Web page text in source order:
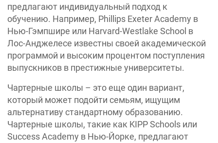
предлагают индивидуальный подход к
обучению. Например, Phillips Exeter Academy в
Нью-Гэмпшире или Harvard-Westlake School в
Лос-Анджелесе известны своей академической
программой и высоким процентом поступления
выпускников в престижные университеты.
Чартерные школы – это еще один вариант,
который может подойти семьям, ищущим
альтернативу стандартному образованию.
Чартерные школы, такие как KIPP Schools или
Success Academy в Нью-Йорке, предлагают